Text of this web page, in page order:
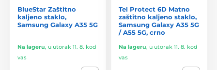
BlueStar Zaštitno
kaljeno staklo,
Samsung Galaxy A35 5G
Na lageru, u utorak 11. 8. kod
vas
Tel Protect 6D Matno
zaštitno kaljeno staklo,
Samsung Galaxy A35 5G
/ A55 5G, crno
Na lageru, u utorak 11. 8. kod
vas